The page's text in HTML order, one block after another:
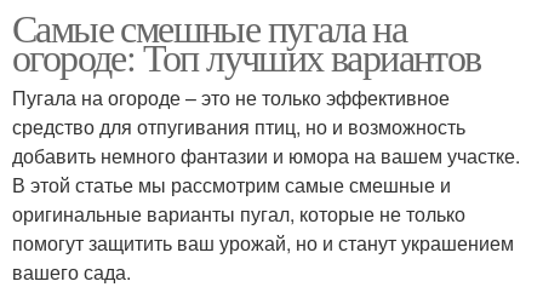
Самые смешные пугала на
огороде: Топ лучших вариантов
Пугала на огороде – это не только эффективное
средство для отпугивания птиц, но и возможность
добавить немного фантазии и юмора на вашем участке.
В этой статье мы рассмотрим самые смешные и
оригинальные варианты пугал, которые не только
помогут защитить ваш урожай, но и станут украшением
вашего сада.